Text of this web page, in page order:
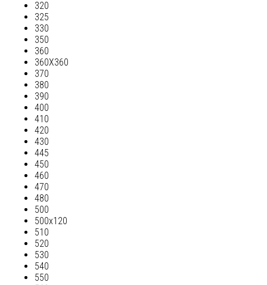
320
325
330
350
360
360Х360
370
380
390
400
410
420
430
445
450
460
470
480
500
500х120
510
520
530
540
550